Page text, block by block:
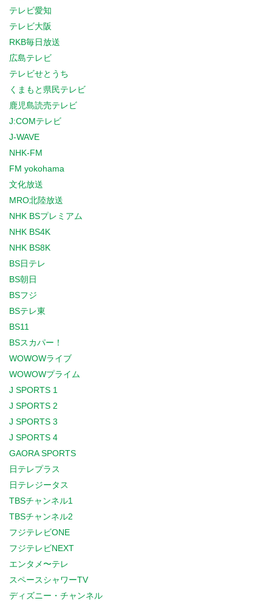
テレビ愛知
テレビ大阪
RKB毎日放送
広島テレビ
テレビせとうち
くまもと県民テレビ
鹿児島読売テレビ
J:COMテレビ
J-WAVE
NHK-FM
FM yokohama
文化放送
MRO北陸放送
NHK BSプレミアム
NHK BS4K
NHK BS8K
BS日テレ
BS朝日
BSフジ
BSテレ東
BS11
BSスカパー！
WOWOWライブ
WOWOWプライム
J SPORTS 1
J SPORTS 2
J SPORTS 3
J SPORTS 4
GAORA SPORTS
日テレプラス
日テレジータス
TBSチャンネル1
TBSチャンネル2
フジテレビONE
フジテレビNEXT
エンタメ〜テレ
スペースシャワーTV
ディズニー・チャンネル